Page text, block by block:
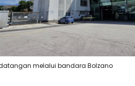
melalui bandara Bolzano